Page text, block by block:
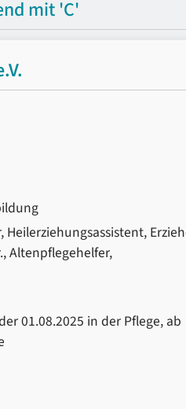
mit 'C'
Heilerziehungsassistent,
Altenpflegehelfer,
01.08.2025 in der Pflege, ab